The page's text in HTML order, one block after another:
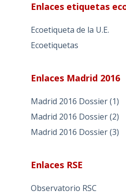
Enlaces etiquetas
Ecoetiqueta de la U.E.
Ecoetiquetas
Enlaces Madrid 2016
Madrid 2016 Dossier (1)
Madrid 2016 Dossier (2)
Madrid 2016 Dossier (3)
Enlaces RSE
Observatorio RSC